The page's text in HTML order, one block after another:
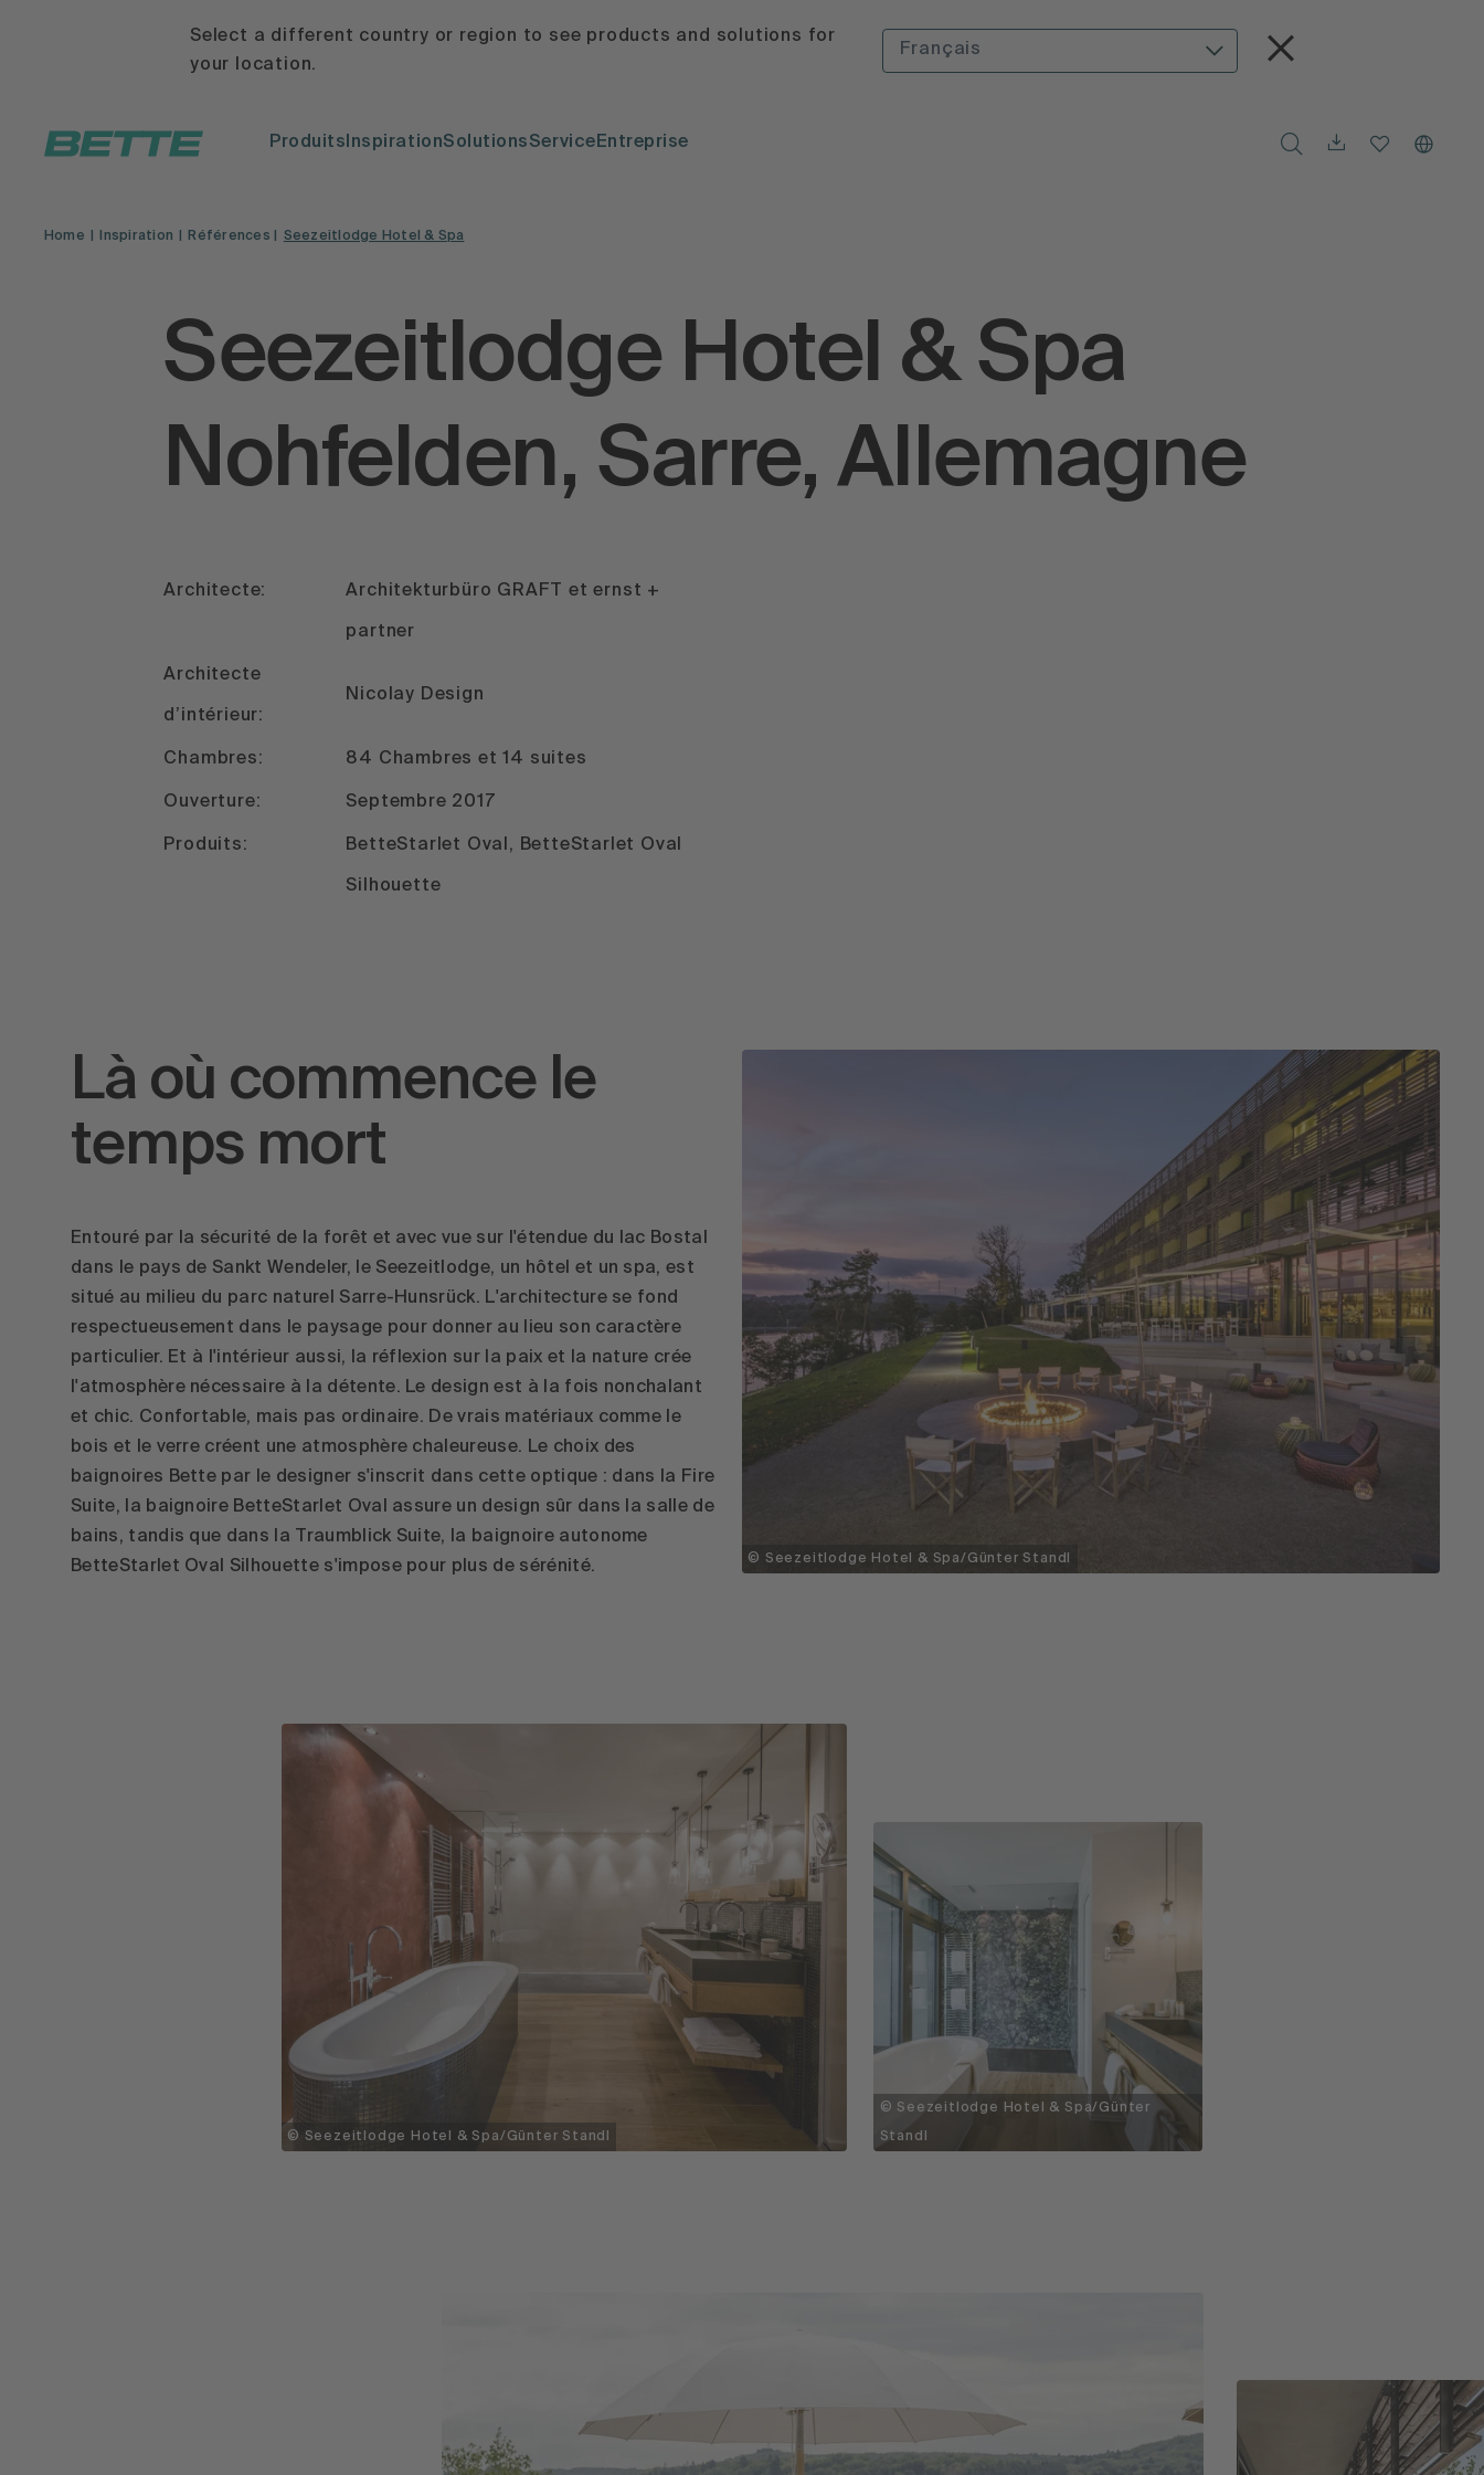
Select a different country or region to see products and solutions for
your location.
Français
ProduitsInspirationSolutionsServiceEntreprise
Home Inspiration Références Seezeitlodge Hotel & Spa
Seezeitlodge Hotel & Spa
Nohfelden, Sarre, Allemagne
Architecte: Architekturbüro GRAFT et ernst +
partner
Architecte
d’intérieur:
Nicolay Design
Chambres: 84 Chambres et 14 suites
Ouverture: Septembre 2017
Produits: BetteStarlet Oval, BetteStarlet Oval
Silhouette
© Seezeitlodge Hotel & Spa/Günter Standl
Là où commence le
temps mort
Entouré par la sécurité de la forêt et avec vue sur l'étendue du lac Bostal
dans le pays de Sankt Wendeler, le Seezeitlodge, un hôtel et un spa, est
situé au milieu du parc naturel Sarre-Hunsrück. L'architecture se fond
respectueusement dans le paysage pour donner au lieu son caractère
particulier. Et à l'intérieur aussi, la réflexion sur la paix et la nature crée
l'atmosphère nécessaire à la détente. Le design est à la fois nonchalant
et chic. Confortable, mais pas ordinaire. De vrais matériaux comme le
bois et le verre créent une atmosphère chaleureuse. Le choix des
baignoires Bette par le designer s'inscrit dans cette optique : dans la Fire
Suite, la baignoire BetteStarlet Oval assure un design sûr dans la salle de
bains, tandis que dans la Traumblick Suite, la baignoire autonome
BetteStarlet Oval Silhouette s'impose pour plus de sérénité.
© Seezeitlodge Hotel & Spa/Günter Standl
© Seezeitlodge Hotel & Spa/Günter
Standl